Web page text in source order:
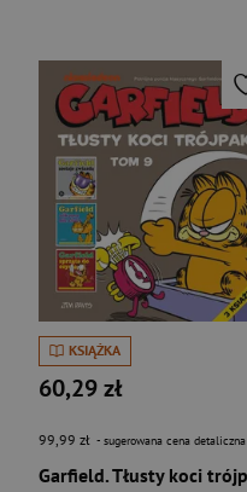
KSIĄŻKA
60,29 zł
99,99 zł - sugerowana cena detaliczna